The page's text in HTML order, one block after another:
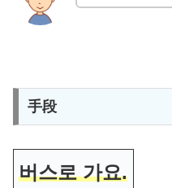
手段
버스로 가요.